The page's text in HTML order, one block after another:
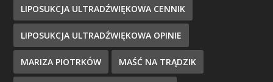
LIPOSUKCJA ULTRADŹWIĘKOWA CENNIK
LIPOSUKCJA ULTRADŹWIĘKOWA OPINIE
MARIZA PIOTRKÓW MAŚĆ NA TRĄDZIK